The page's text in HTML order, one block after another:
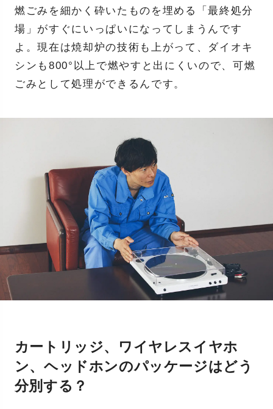
燃ごみを細かく砕いたものを埋める「最終処分
場」がすぐにいっぱいになってしまうんです
よ。現在は焼却炉の技術も上がって、ダイオキ
シンも800°以上で燃やすと出にくいので、可燃
ごみとして処理ができるんです。
カートリッジ、ワイヤレスイヤホ
ン、ヘッドホンのパッケージはどう
分別する？